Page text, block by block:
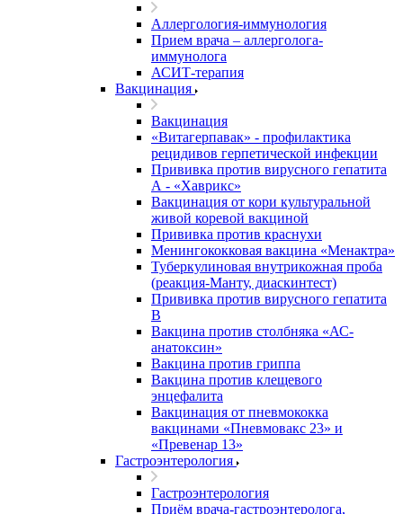
Аллергология-иммунология
Прием врача – аллерголога-
иммунолога
АСИТ-терапия
Вакцинация
Вакцинация
«Витагерпавак» - профилактика
рецидивов герпетической инфекции
Прививка против вирусного гепатита
А - «Хаврикс»
Вакцинация от кори культуральной
живой коревой вакциной
Прививка против краснухи
Менингококковая вакцина «Менактра»
Туберкулиновая внутрикожная проба
(реакция-Манту, диаскинтест)
Прививка против вирусного гепатита
В
Вакцина против столбняка «АС-
анатоксин»
Вакцина против гриппа
Вакцина против клещевого
энцефалита
Вакцинация от пневмококка
вакцинами «Пневмовакс 23» и
«Превенар 13»
Гастроэнтерология
Гастроэнтерология
Приём врача-гастроэнтеролога,